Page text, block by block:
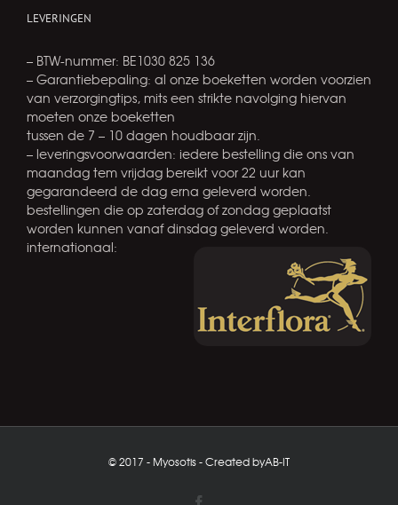
LEVERINGEN
– BTW-nummer: BE1030 825 136
– Garantiebepaling: al onze boeketten worden voorzien
van verzorgingtips, mits een strikte navolging hiervan
moeten onze boeketten
tussen de 7 – 10 dagen houdbaar zijn.
– leveringsvoorwaarden: iedere bestelling die ons van
maandag tem vrijdag bereikt voor 22 uur kan
gegarandeerd de dag erna geleverd worden.
bestellingen die op zaterdag of zondag geplaatst
worden kunnen vanaf dinsdag geleverd worden.
internationaal:
© 2017 - Myosotis - Created byAB-IT